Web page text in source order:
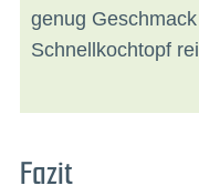
genug
Schnellkochtopf
Fazit